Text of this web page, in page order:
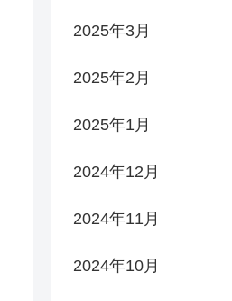
2025年3月
2025年2月
2025年1月
2024年12月
2024年11月
2024年10月